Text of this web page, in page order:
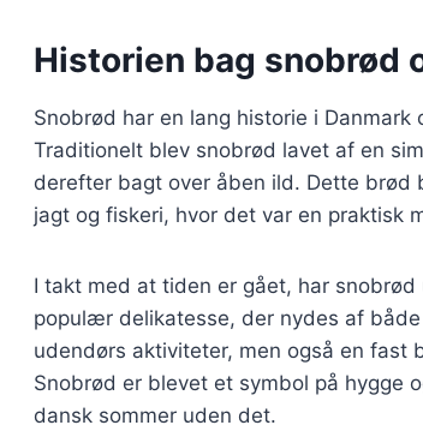
Historien bag snobrød
Snobrød har en lang historie i
Traditionelt blev snobrød lavet af en
derefter bagt over åben ild. Dette
jagt og fiskeri, hvor det var en praktisk
I takt med at tiden er gået, har
populær delikatesse, der nydes af
udendørs aktiviteter, men også en fast
Snobrød er blevet et symbol på
dansk sommer uden det.